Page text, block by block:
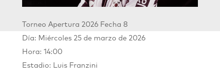
Torneo Apertura 2026 Fecha 8
Día: Miércoles 25 de marzo de 2026
Hora: 14:00
Estadio: Luis Franzini